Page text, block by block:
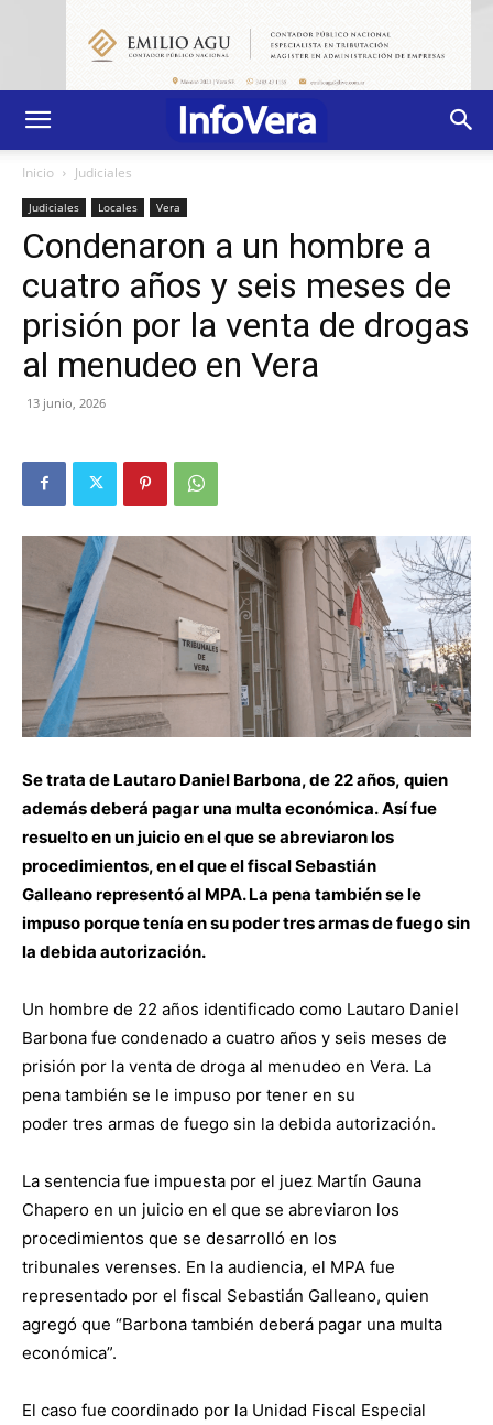
Inicio Judiciales
Judiciales Locales Vera
Condenaron a un hombre a
cuatro años y seis meses de
prisión por la venta de drogas
al menudeo en Vera
13 junio, 2026
Se trata de Lautaro Daniel Barbona, de 22 años, quien
además deberá pagar una multa económica. Así fue
resuelto en un juicio en el que se abreviaron los
procedimientos, en el que el fiscal Sebastián
Galleano representó al MPA. La pena también se le
impuso porque tenía en su poder tres armas de fuego sin
la debida autorización.
Un hombre de 22 años identificado como Lautaro Daniel
Barbona fue condenado a cuatro años y seis meses de
prisión por la venta de droga al menudeo en Vera. La
pena también se le impuso por tener en su
poder tres armas de fuego sin la debida autorización.
La sentencia fue impuesta por el juez Martín Gauna
Chapero en un juicio en el que se abreviaron los
procedimientos que se desarrolló en los
tribunales verenses. En la audiencia, el MPA fue
representado por el fiscal Sebastián Galleano, quien
agregó que “Barbona también deberá pagar una multa
económica”.
El caso fue coordinado por la Unidad Fiscal Especial